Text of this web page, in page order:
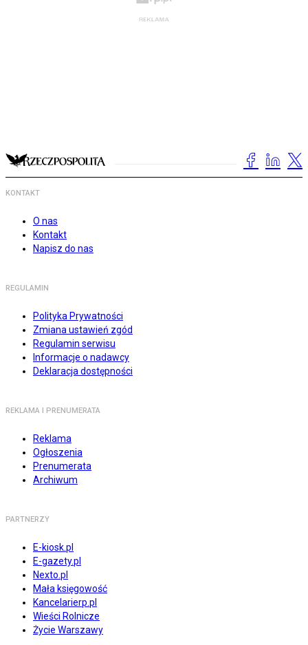
KONTAKT
O nas
Kontakt
Napisz do nas
REGULAMIN
Polityka Prywatności
Zmiana ustawień zgód
Regulamin serwisu
Informacje o nadawcy
Deklaracja dostępności
REKLAMA I PRENUMERATA
Reklama
Ogłoszenia
Prenumerata
Archiwum
PARTNERZY
E-kiosk.pl
E-gazety.pl
Nexto.pl
Mała księgowość
Kancelarierp.pl
Wieści Rolnicze
Życie Warszawy